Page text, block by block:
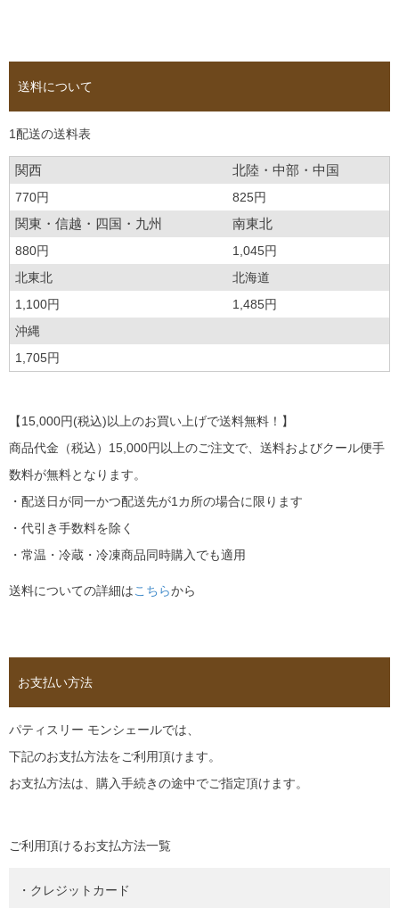
送料について
1配送の送料表
関西 北陸・中部・中国
770円 825円
関東・信越・四国・九州 南東北
880円
1,045円
北東北
北海道
1,100円
1,485円
沖縄
1,705円
【15,000円(税込)以上のお買い上げで送料無料！】
商品代金（税込）15,000円以上のご注文で、送料およびクール便手
数料が無料となります。
・配送日が同一かつ配送先が1カ所の場合に限ります
・代引き手数料を除く
・常温・冷蔵・冷凍商品同時購入でも適用
送料についての詳細はこちらから
お支払い方法
パティスリー モンシェールでは、
下記のお支払方法をご利用頂けます。
お支払方法は、購入手続きの途中でご指定頂けます。
ご利用頂けるお支払方法一覧
・クレジットカード